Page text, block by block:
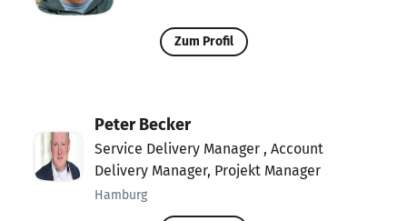
Zum Profil
Peter Becker
Service Delivery Manager , Account
Delivery Manager, Projekt Manager
Hamburg